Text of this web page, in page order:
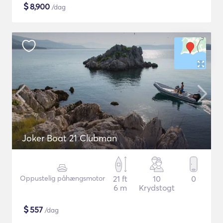
$8,900 /dag
Joker Boat 21 Clubman
Oppustelig påhængsmotor
21 ft
6 m
10
Krydstogt
0
$557 /dag